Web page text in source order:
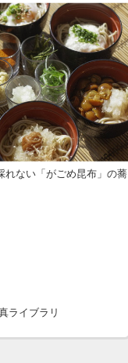
れない「がごめ昆布」の蕎
ライブラリ